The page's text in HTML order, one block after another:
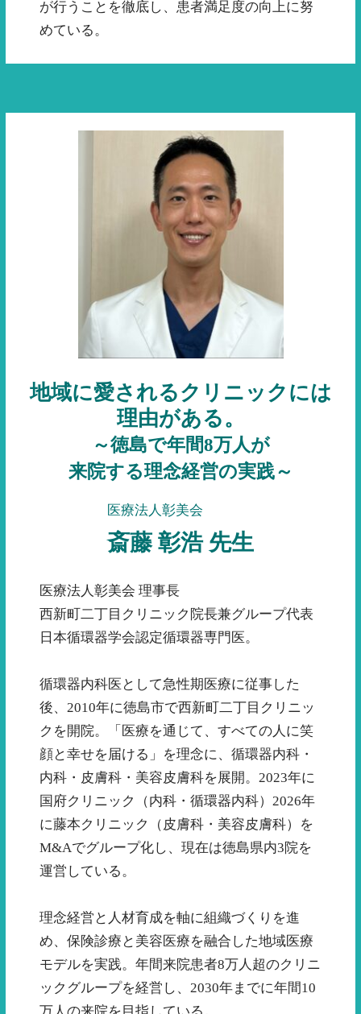
が行うことを徹底し、患者満足度の向上に努
めている。
地域に愛されるクリニックには
理由がある。
～徳島で年間8万人が
来院する理念経営の実践～
医療法人彰美会
斎藤 彰浩 先生
医療法人彰美会 理事長
西新町二丁目クリニック院長兼グループ代表
日本循環器学会認定循環器専門医。
循環器内科医として急性期医療に従事した
後、2010年に徳島市で西新町二丁目クリニッ
クを開院。「医療を通じて、すべての人に笑
顔と幸せを届ける」を理念に、循環器内科・
内科・皮膚科・美容皮膚科を展開。2023年に
国府クリニック（内科・循環器内科）2026年
に藤本クリニック（皮膚科・美容皮膚科）を
M&Aでグループ化し、現在は徳島県内3院を
運営している。
理念経営と人材育成を軸に組織づくりを進
め、保険診療と美容医療を融合した地域医療
モデルを実践。年間来院患者8万人超のクリニ
ックグループを経営し、2030年までに年間10
万人の来院を目指している。